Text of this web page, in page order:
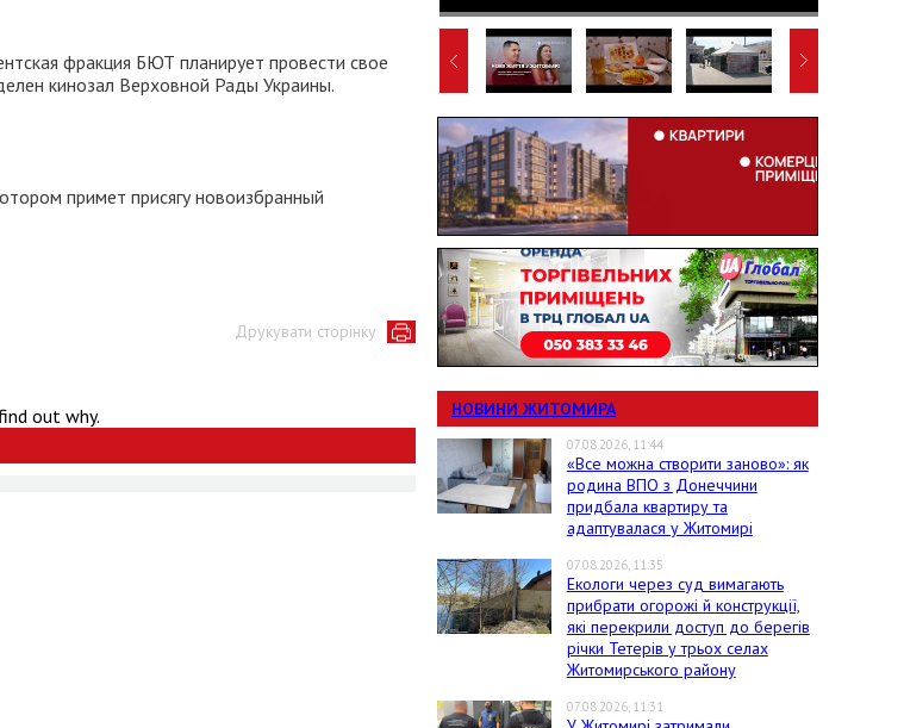
фракция БЮТ планирует провести свое
кинозал Верховной Рады Украины.
примет присягу новоизбранный
Друкувати сторінку
out why. НОВИНИ ЖИТОМИРА
07.08.2026, 11:44
«Все можна створити заново»: як
родина ВПО з Донеччини
придбала квартиру та
адаптувалася у Житомирі
07.08.2026, 11:35
Екологи через суд вимагають
прибрати огорожі й конструкції,
які перекрили доступ до берегів
річки Тетерів у трьох селах
Житомирського району
07.08.2026, 11:31